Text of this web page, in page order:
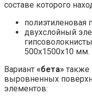
составе которого
полиэтиленовая
двухслойный
500х1500х10 мм.
Вариант «бета» также
выровненных
элементов: